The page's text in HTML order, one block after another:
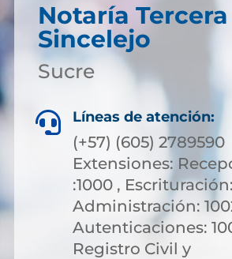
Notaría
Sincelejo
Sucre
 Líneas de atención:
(+57) (605) 2789590
Extensiones:
:1000 , Escrituración:
Administración:
Autenticaciones:
Registro Civil y